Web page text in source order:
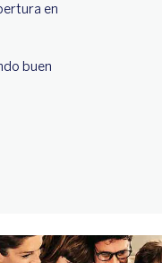
en
buen